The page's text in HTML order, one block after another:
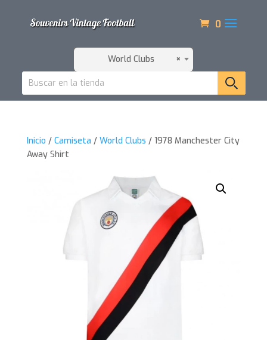
0
×
World Clubs
Inicio / Camiseta / World Clubs / 1978 Manchester City
Away Shirt